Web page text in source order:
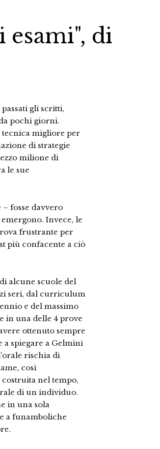
esami", di
gli scritti,
pochi giorni.
tecnica migliore per
di strategie
milione di
le sue
fosse davvero
Invece, le
frustrante per
più confacente a ciò
alcune scuole del
seri, dal curriculum
e del massimo
in una delle 4 prove
ottenuto sempre
spiegare a Gelmini
rischia di
così
nel tempo,
di un individuo.
in una sola
a funamboliche